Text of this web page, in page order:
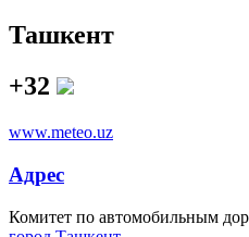
Ташкент
+32
www.meteo.uz
Адрес
Комитет по автомобильным